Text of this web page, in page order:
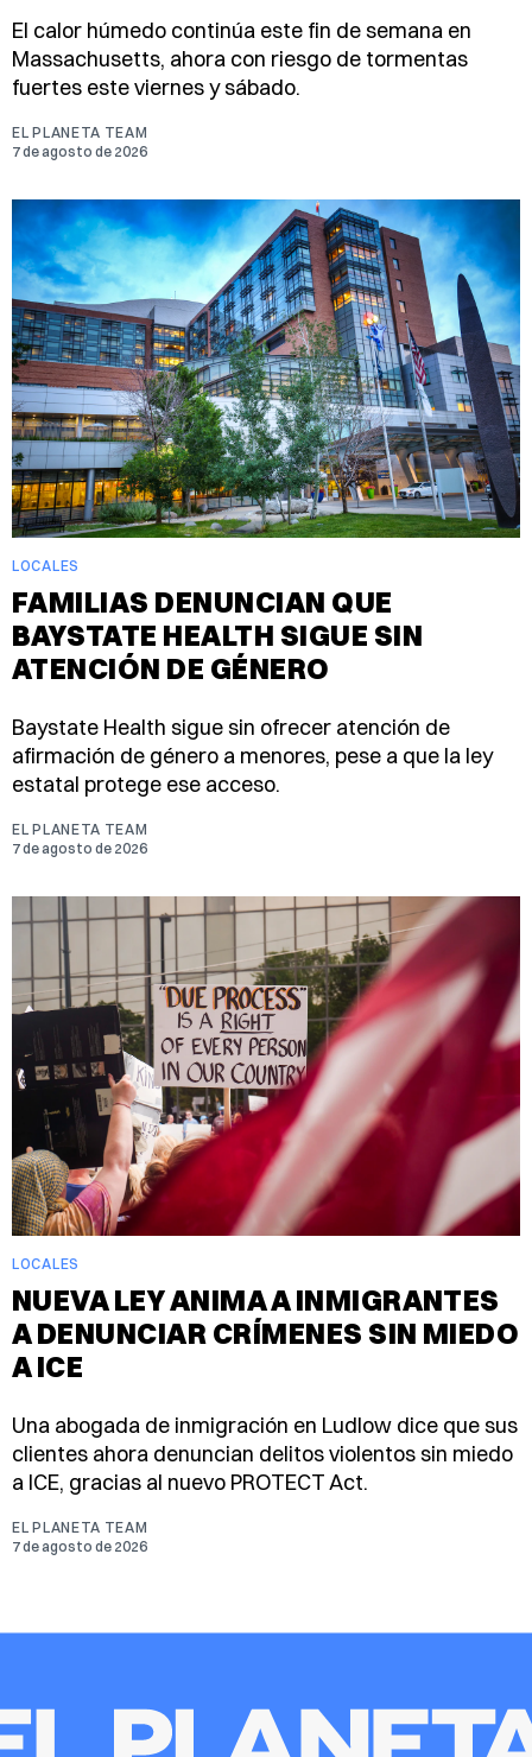
El calor húmedo continúa este fin de semana en
Massachusetts, ahora con riesgo de tormentas
fuertes este viernes y sábado.
EL PLANETA TEAM
7 de agosto de 2026
LOCALES
FAMILIAS DENUNCIAN QUE
BAYSTATE HEALTH SIGUE SIN
ATENCIÓN DE GÉNERO
Baystate Health sigue sin ofrecer atención de
afirmación de género a menores, pese a que la ley
estatal protege ese acceso.
EL PLANETA TEAM
7 de agosto de 2026
LOCALES
NUEVA LEY ANIMA A INMIGRANTES
A DENUNCIAR CRÍMENES SIN MIEDO
A ICE
Una abogada de inmigración en Ludlow dice que sus
clientes ahora denuncian delitos violentos sin miedo
a ICE, gracias al nuevo PROTECT Act.
EL PLANETA TEAM
7 de agosto de 2026